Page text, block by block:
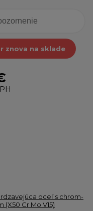
znova na sklade
oceľ s chrom-
Cr Mo V15)